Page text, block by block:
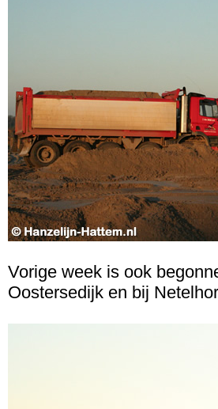
Vorige week is ook
Oostersedijk en bij